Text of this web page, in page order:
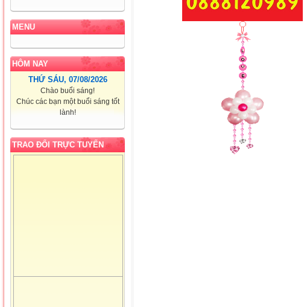
MENU
HÔM NAY
THỨ SÁU, 07/08/2026
Chào buổi sáng!
Chúc các bạn một buổi sáng tốt
lành!
TRAO ĐỔI TRỰC TUYẾN